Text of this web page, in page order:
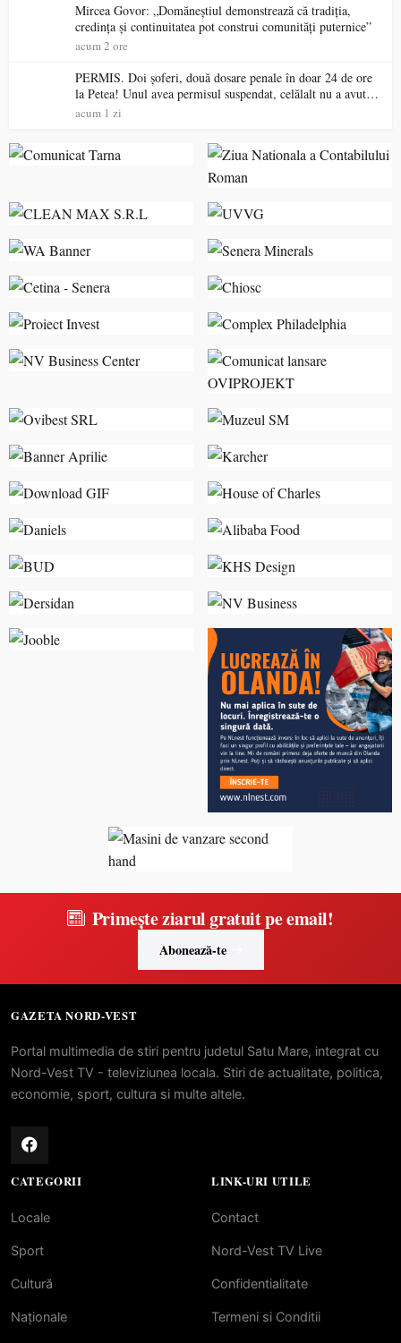
Mircea Govor: „Domăneștiul demonstrează că tradiția,
credința și continuitatea pot construi comunități puternice”
acum 2 ore
PERMIS. Doi șoferi, două dosare penale în doar 24 de ore
la Petea! Unul avea permisul suspendat, celălalt nu a avut
niciodată permis
acum 1 zi
Primește ziarul gratuit pe email!
Abonează-te
GAZETA NORD-VEST
Portal multimedia de stiri pentru judetul Satu Mare, integrat cu
Nord-Vest TV - televiziunea locala. Stiri de actualitate, politica,
economie, sport, cultura si multe altele.
CATEGORII
Locale
Sport
Cultură
Naționale
LINK-URI UTILE
Contact
Nord-Vest TV Live
Confidentialitate
Termeni si Conditii